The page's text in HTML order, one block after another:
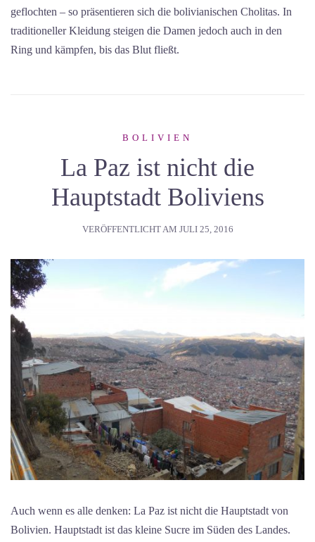
geflochten – so präsentieren sich die bolivianischen Cholitas. In
traditioneller Kleidung steigen die Damen jedoch auch in den
Ring und kämpfen, bis das Blut fließt.
BOLIVIEN
La Paz ist nicht die
Hauptstadt Boliviens
VERÖFFENTLICHT AM JULI 25, 2016
Auch wenn es alle denken: La Paz ist nicht die Hauptstadt von
Bolivien. Hauptstadt ist das kleine Sucre im Süden des Landes.